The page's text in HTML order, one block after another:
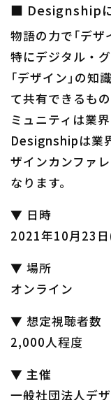
■ Designship
物語の力で「デザ
特にデジタル・
「デザイン」の
て共有できるも
ミュニティは業
Designshipは業
ザインカンファ
なります。
▼ 日時
2021年10月23
▼ 場所
オンライン
▼ 想定視聴者数
2,000人程度
▼ 主催
一般社団法人デ